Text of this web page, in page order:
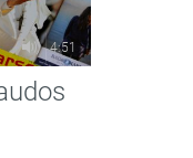
4:51